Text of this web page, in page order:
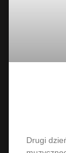
Drugi